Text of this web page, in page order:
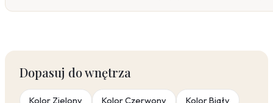
Dopasuj do wnętrza
Kolor Zielony Kolor Czerwony Kolor Biały